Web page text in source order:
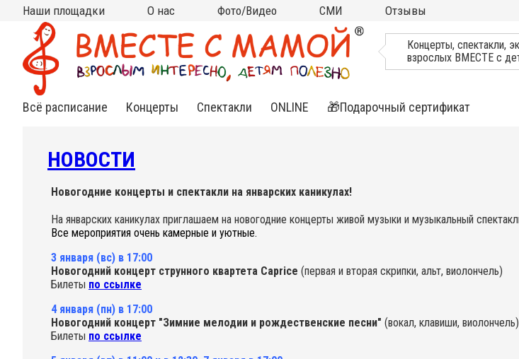
Наши площадки
Москва
на КИТАЙ-ГОРОДЕ
на ЧИСТЫХ ПРУДАХ
на ВДНХ
на НОВОСЛОБОДСКОЙ
на ПАРКЕ КУЛЬТУРЫ
в АРМЯНСКОМ
в СТАРОСАДСКОМ
(Китай-город)
в РАМЕНКАХ
на ТУРГЕНЕВСКОЙ
(школа Алгоритм)
на КРАСНЫХ ВОРОТАХ
на МЯСНИЦКОЙ (Чистые
пруды)
Московская область
в МЫТИЩАХ (клуб
Самовар)
в МЫТИЩАХ (ДЦ "Смарт
Ленд")
Все площадки на карте
О нас
Кто мы?
Контакты
Сотрудничество
Новости
Подвешенный билет
Фото/Видео
Фото
Видео
СМИ
ТВ, Пресса о нас
Отзывы
Концерты, спектакли,
взрослых ВМЕСТЕ с
Всё расписание
Концерты
Яркий джаз
Веселый рок-н-
ролл
Необычный
фолк
Познавательные
концерты
Спектакли
музыку
встречи
ONLINE
🎁Подарочный сертификат
НОВОСТИ
Новогодние концерты и спектакли на январских каникулах!
На январских каникулах приглашаем на новогодние концерты живой музыки и музыкальный
Все мероприятия очень камерные и уютные.
3 января (вс) в 17:00
Новогодний концерт струнного квартета Caprice (первая и вторая скрипки, альт, виолончель)
Билеты по ссылке
4 января (пн) в 17:00
Новогодний концерт "Зимние мелодии и рождественские песни" (вокал, клавиши, виолончель)
Билеты по ссылке